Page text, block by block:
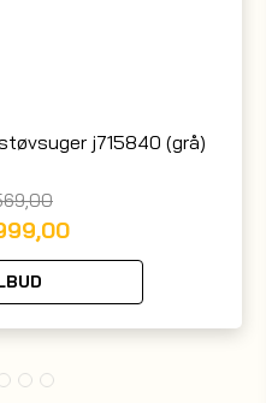
j715840 (grå)